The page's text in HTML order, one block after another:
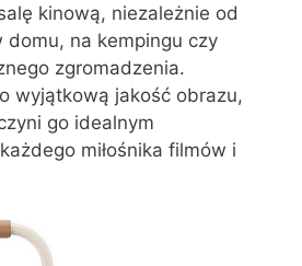
kinową, niezależnie od
domu, na kempingu czy
zgromadzenia.
wyjątkową jakość obrazu,
go idealnym
miłośnika filmów i